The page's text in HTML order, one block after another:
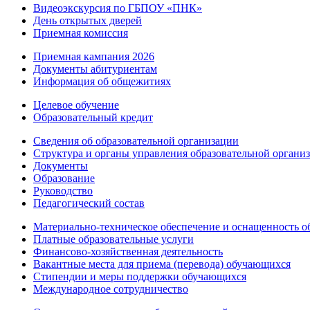
Видеоэкскурсия по ГБПОУ «ПНК»
День открытых дверей
Приемная комиссия
Приемная кампания 2026
Дoкументы абитуриентам
Информация об общежитиях
Целевое обучение
Образовательный кредит
Сведения об образовательной организации
Структура и органы управления образовательной
Документы
Образование
Руководство
Педагогический состав
Материально-техническое обеспечение и оснащенность
Платные образовательные услуги
Финансово-хозяйственная деятельность
Вакантные места для приема (перевода) обучающихся
Стипендии и меры поддержки обучающихся
Международное сотрудничество